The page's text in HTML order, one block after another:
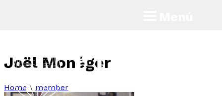
Joël Monéger
Home \ member